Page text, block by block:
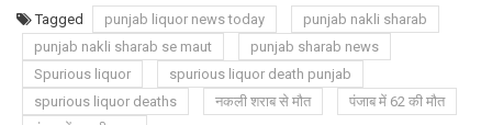
Tagged punjab liquor news today
punjab nakli sharab
punjab nakli sharab se maut
punjab sharab news
Spurious liquor
spurious liquor death punjab
spurious liquor deaths
नकली शराब से मौत
पंजाब में 62 की मौत